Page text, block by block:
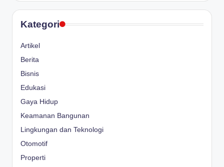
Kategori
Artikel
Berita
Bisnis
Edukasi
Gaya Hidup
Keamanan Bangunan
Lingkungan dan Teknologi
Otomotif
Properti